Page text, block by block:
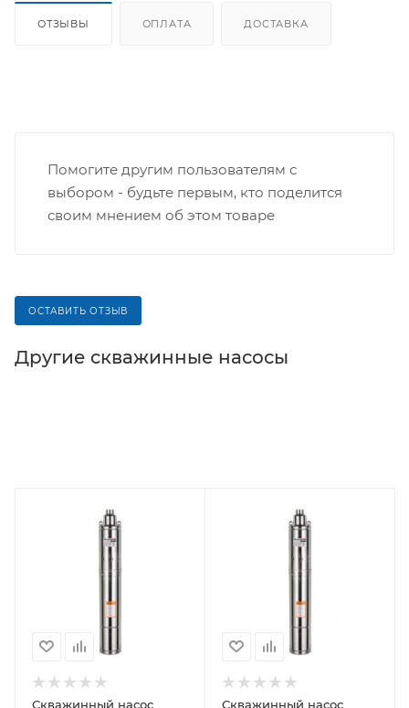
ОТЗЫВЫ ОПЛАТА ДОСТАВКА
Помогите другим пользователям с
выбором - будьте первым, кто поделится
своим мнением об этом товаре
ОСТАВИТЬ ОТЗЫВ
Другие cкважинные насосы
Скважинный насос Скважинный насос